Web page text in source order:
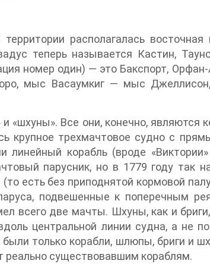
располагалась восточная
теперь называется Кастин,
номер один) — это Бакспорт,
мыс Васаумкиг — мыс
«шхуны». Все они, конечно, являются
крупное трехмачтовое судно с
корабль (вроде
парусник, но в 1779 году так
есть без приподнятой кормовой
подвешенные к поперечным
всего две мачты. Шхуны, как и
центральной линии судна, а не
только корабли, шлюпы, бриги и
реально существовавшим кораблям.